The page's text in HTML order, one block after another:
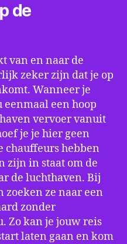
de
van en naar de
zeker zijn dat je op
Wanneer je
een hoop
vervoer vanuit
je je hier geen
chauffeurs hebben
zijn in staat om de
de luchthaven. Bij
ze naar een
zonder
Zo kan je jouw reis
laten gaan en kom